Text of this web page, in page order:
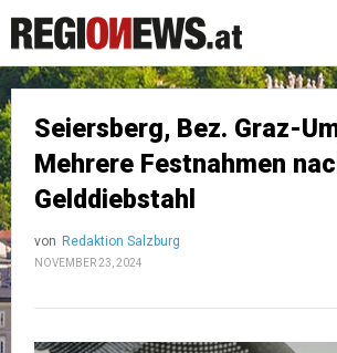
Seiersberg, Bez. Graz-
Mehrere Festnahmen
Gelddiebstahl
von Redaktion Salzburg
NOVEMBER 23, 2024